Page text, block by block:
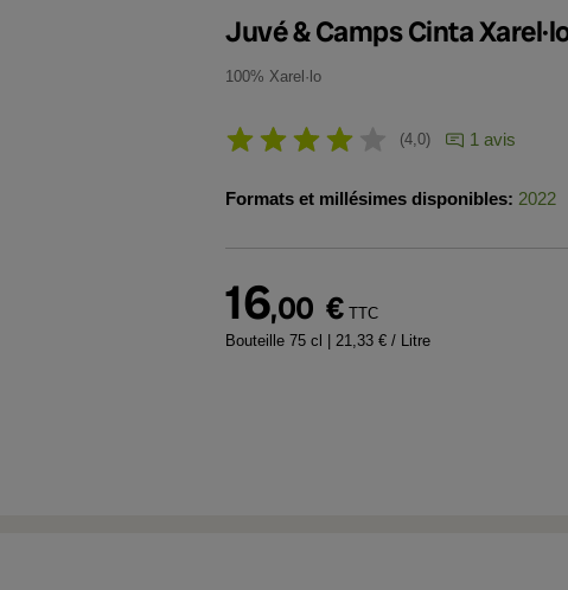
Juvé & Camps Cinta
100% Xarel·lo
4,0 1 avis
Formats et millésimes disponibles: 2022
16,00 € TTC
Bouteille 75 cl | 21,33 € / Litre